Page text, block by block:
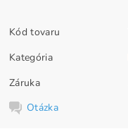
Kód tovaru
Kategória
Záruka
Otázka